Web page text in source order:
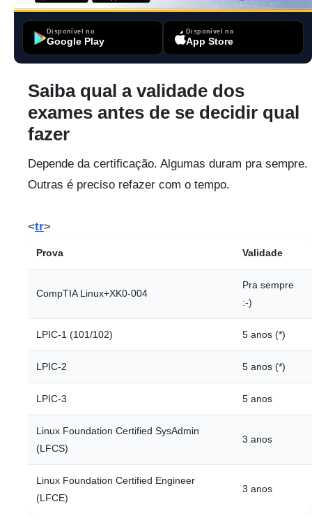
Disponível no
Google Play
Disponível na
App Store
Saiba qual a validade dos
exames antes de se decidir qual
fazer
Depende da certificação. Algumas duram pra sempre.
Outras é preciso refazer com o tempo.
<tr>
Prova Validade
CompTIA Linux+XK0-004
Pra sempre
:-)
LPIC-1 (101/102) 5 anos (*)
LPIC-2 5 anos (*)
LPIC-3 5 anos
Linux Foundation Certified SysAdmin
(LFCS)
3 anos
Linux Foundation Certified Engineer
(LFCE)
3 anos